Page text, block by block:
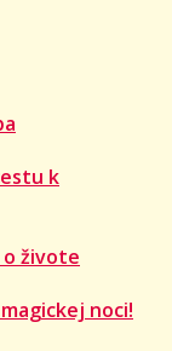
k
o živote
noci!